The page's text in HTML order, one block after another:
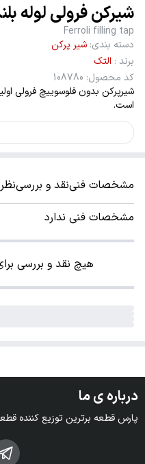
شیرکن فرولی لوله
Ferroli filling tap
دسته بندی: شیر پرکن
برند : التک
کد محصول:
108780
شیرپرکن بدون فلوسوییچ فرولی
است.
مشخصات فنینقد و بررسی
مشخصات فنی ندارد
هیچ نقد و بررسی
درباره ی ما
پارس قطعه برترین توزیع کننده